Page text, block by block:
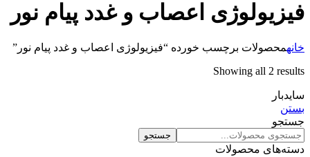
فیزیولوژی اعصاب و غدد پیام نور
خانهمحصولات برچسب خورده “فیزیولوژی اعصاب و غدد پیام نور”
Showing all 2 results
سایدبار
بستن
جستجو
جستجو
دسته‌های محصولات